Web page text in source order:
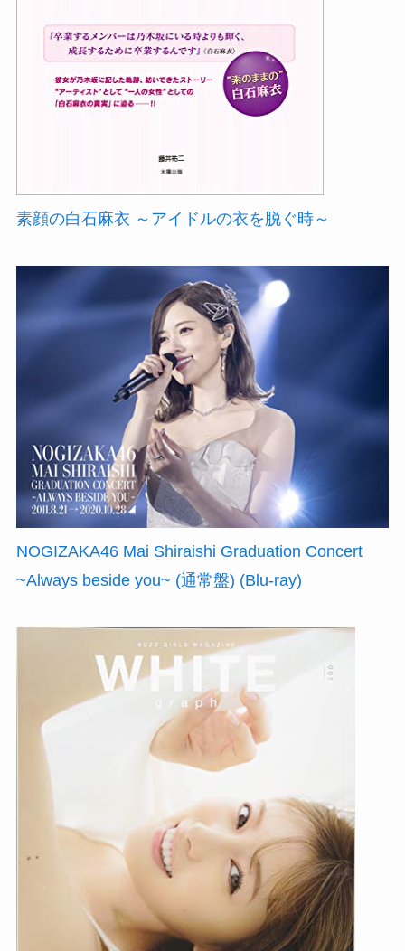
素顔の白石麻衣 ～アイドルの衣を脱ぐ時～
NOGIZAKA46 Mai Shiraishi Graduation Concert
~Always beside you~ (通常盤) (Blu-ray)